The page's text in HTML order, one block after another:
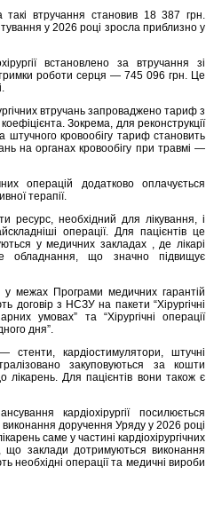
втручання становив 18 387 грн.
у 2026 році зросла приблизно у
встановлено за втручання зі
роботи серця — 745 096 грн. Це
втручань запроваджено тариф з
Зокрема, для реконструкції
кровообігу тариф становить
на органах кровообігу при травмі —
операцій додатково оплачується
терапії.
ресурс, необхідний для лікування, і
операції. Для пацієнтів це
у медичних закладах , де лікарі
обладнання, що значно підвищує
у межах Програми медичних гарантій
договір з НСЗУ на пакети “Хірургічні
умовах” та “Хірургічні операції
дня”.
кардіостимулятори, штучні
закуповуються за кошти
Для пацієнтів вони також є
кардіохірургії посилюється
доручення Уряду у 2026 році
саме у частині кардіохірургічних
заклади дотримуються виконання
необхідні операції та медичні вироби